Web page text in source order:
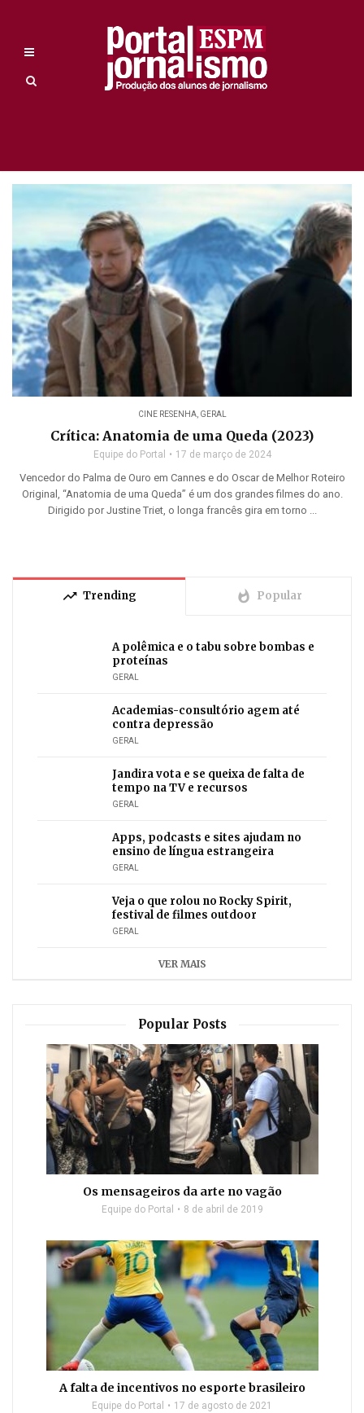
CINE RESENHA, GERAL
Crítica: Anatomia de uma Queda (2023)
Equipe do Portal 17 de março de 2024
Vencedor do Palma de Ouro em Cannes e do Oscar de Melhor Roteiro
Original, “Anatomia de uma Queda” é um dos grandes filmes do ano.
Dirigido por Justine Triet, o longa francês gira em torno ...
trending_up Trending whatshot Popular
A polêmica e o tabu sobre bombas e
proteínas
GERAL
Academias-consultório agem até
contra depressão
GERAL
Jandira vota e se queixa de falta de
tempo na TV e recursos
GERAL
Apps, podcasts e sites ajudam no
ensino de língua estrangeira
GERAL
Veja o que rolou no Rocky Spirit,
festival de filmes outdoor
GERAL
VER MAIS
Popular Posts
Os mensageiros da arte no vagão
Equipe do Portal 8 de abril de 2019
A falta de incentivos no esporte brasileiro
Equipe do Portal 17 de agosto de 2021